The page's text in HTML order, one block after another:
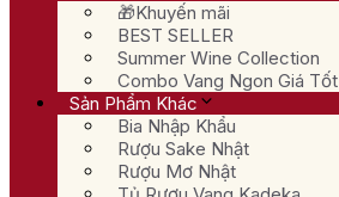
🎁Khuyến mãi
BEST SELLER
Summer Wine Collection
Combo Vang Ngon Giá Tốt
Sản Phẩm Khác
Bia Nhập Khẩu
Rượu Sake Nhật
Rượu Mơ Nhật